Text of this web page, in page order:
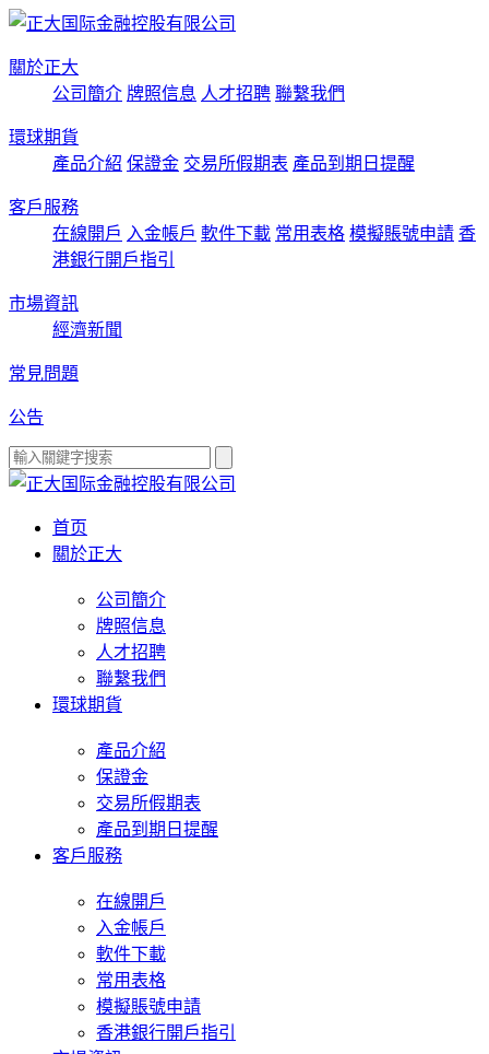
關於正大
公司簡介 牌照信息 人才招聘 聯繫我們
環球期貨
產品介紹 保證金 交易所假期表 產品到期日提醒
客戶服務
在線開戶 入金帳戶 軟件下載 常用表格 模擬賬號申請 香
港銀行開戶指引
市場資訊
經濟新聞
常見問題
公告
首页
關於正大
公司簡介
牌照信息
人才招聘
聯繫我們
環球期貨
產品介紹
保證金
交易所假期表
產品到期日提醒
客戶服務
在線開戶
入金帳戶
軟件下載
常用表格
模擬賬號申請
香港銀行開戶指引